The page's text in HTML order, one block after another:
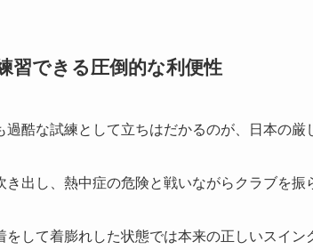
習できる圧倒的な利便性
酷な試練として立ちはだかるのが、日本の
出し、熱中症の危険と戦いながらクラブを振
して着膨れした状態では本来の正しいスイ